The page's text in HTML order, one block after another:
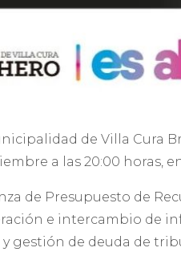
de Villa Cura
a las 20:00 horas,
de Presupuesto de
e intercambio de
gestión de deuda de